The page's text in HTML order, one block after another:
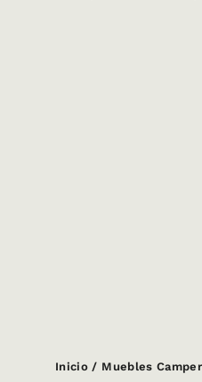
Inicio / Muebles